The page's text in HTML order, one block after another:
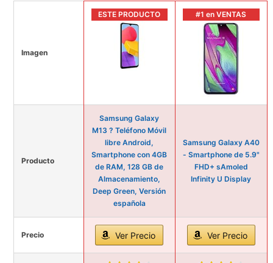
Imagen
ESTE PRODUCTO #1 en VENTAS
Producto
Samsung Galaxy
M13 ? Teléfono Móvil
libre Android,
Smartphone con 4GB
de RAM, 128 GB de
Almacenamiento,
Deep Green, Versión
española
Samsung Galaxy A40
- Smartphone de 5.9"
FHD+ sAmoled
Infinity U Display
Precio Ver Precio Ver Precio